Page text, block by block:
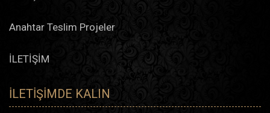
Anahtar Teslim Projeler
İLETİŞİM
İLETIŞIMDE KALIN